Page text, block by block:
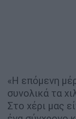
«Η επόμενη
συνολικά τα
Στο χέρι μας